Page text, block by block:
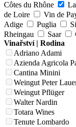
Côtes du Rhône
de Loire
Vin de
Adige
Puglia
Rheingau
Saar
Vinařství | Rodina
Adriano Adami
Azienda Agricola
Cantina Minini
Weingut Peter
Weingut Pflüger
Walter Nardin
Totara Wines
Tenute Lombardo